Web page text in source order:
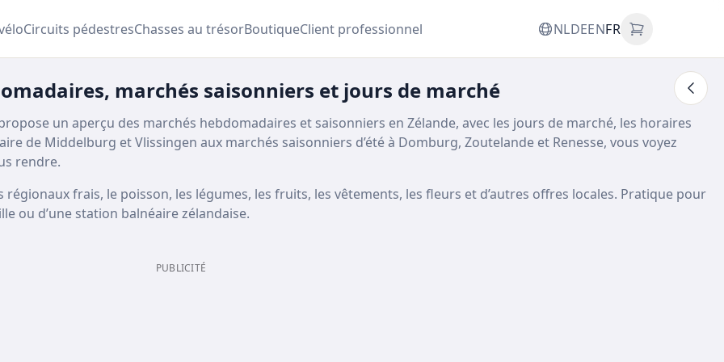
Circuits pédestresChasses au trésorBoutiqueClient professionnel NLDEENFR
marchés saisonniers et jours de marché
un aperçu des marchés hebdomadaires et saisonniers en Zélande, avec les jours de marché, les horaires
de Middelburg et Vlissingen aux marchés saisonniers d’été à Domburg, Zoutelande et Renesse, vous voyez
rendre.
frais, le poisson, les légumes, les fruits, les vêtements, les fleurs et d’autres offres locales. Pratique pour
ou d’une station balnéaire zélandaise.
PUBLICITÉ